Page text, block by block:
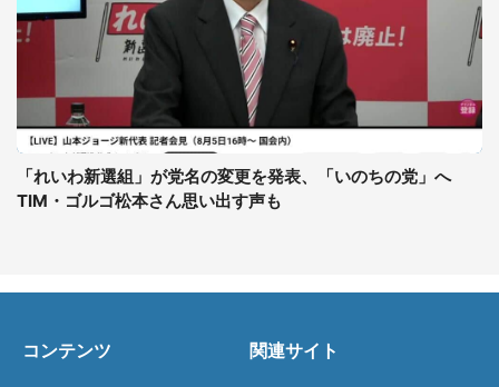
「れいわ新選組」が党名の変更を発表、「いのちの党」へ
TIM・ゴルゴ松本さん思い出す声も
コンテンツ 関連サイト